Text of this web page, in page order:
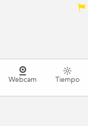
Webcam Tiempo